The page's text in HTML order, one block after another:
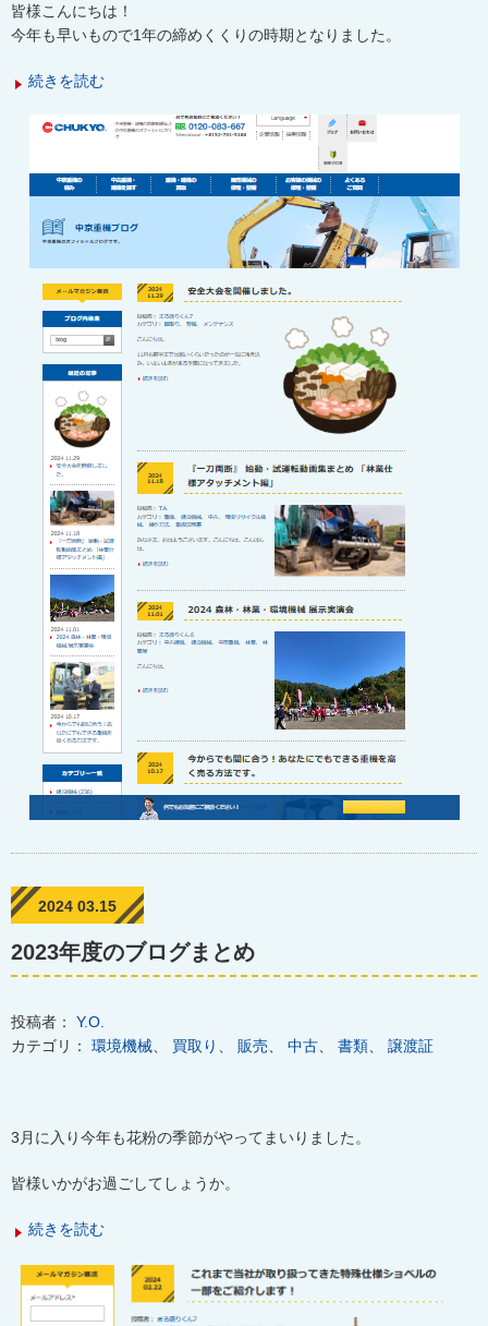
皆様こんにちは！
今年も早いもので1年の締めくくりの時期となりました。
続きを読む
2024 03.15
2023年度のブログまとめ
投稿者： Y.O.
カテゴリ： 環境機械 買取り 販売 中古 書類 譲渡証
3 月に入り今年も花粉の季節がやってまいりました。
皆様いかがお過ごしてしょうか。
続きを読む